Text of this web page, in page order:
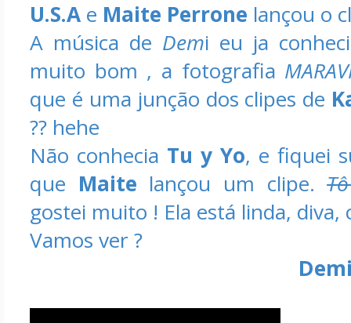
U.S.A e Maite Perrone lançou o
A música de Demi eu ja
muito bom , a fotografia
que é uma junção dos clipes de
?? hehe
Não conhecia Tu y Yo, e fiquei
que Maite lançou um clipe.
gostei muito ! Ela está linda, diva,
Vamos ver ?